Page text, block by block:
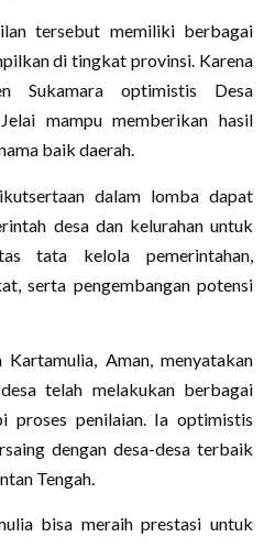
tersebut memiliki berbagai
di tingkat provinsi. Karena
Sukamara optimistis Desa
mampu memberikan hasil
baik daerah.
dalam lomba dapat
desa dan kelurahan untuk
tata kelola pemerintahan,
serta pengembangan potensi
Aman, menyatakan
telah melakukan berbagai
proses penilaian. Ia optimistis
dengan desa-desa terbaik
Tengah.
bisa meraih prestasi untuk